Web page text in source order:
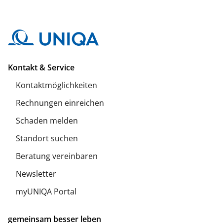
Kontakt & Service
Kontaktmöglichkeiten
Rechnungen einreichen
Schaden melden
Standort suchen
Beratung vereinbaren
Newsletter
myUNIQA Portal
gemeinsam besser leben